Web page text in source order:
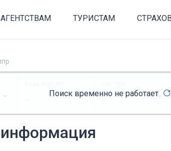
АГЕНТСТВАМ ТУРИСТАМ
Поиск временно не работает
... ...